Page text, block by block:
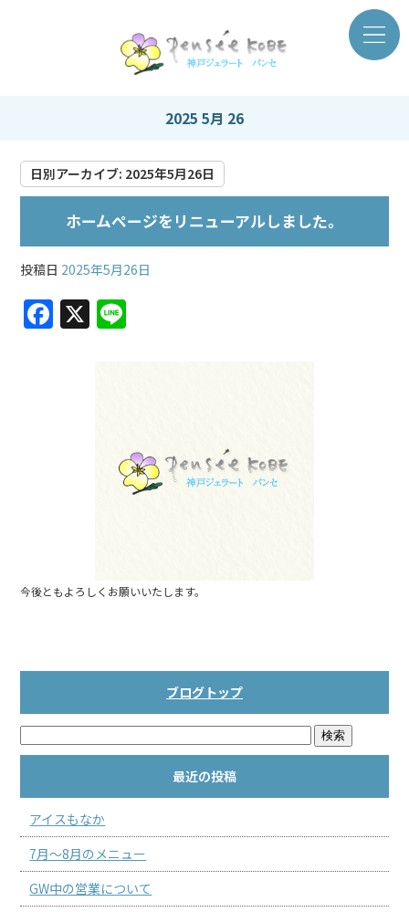
2025 5月 26
日別アーカイブ: 2025年5月26日
ホームページをリニューアルしました。
投稿日 2025年5月26日
F
a
X
今後ともよろしくお願いいたします。
ブログトップ
最近の投稿
アイスもなか
7月～8月のメニュー
GW中の営業について